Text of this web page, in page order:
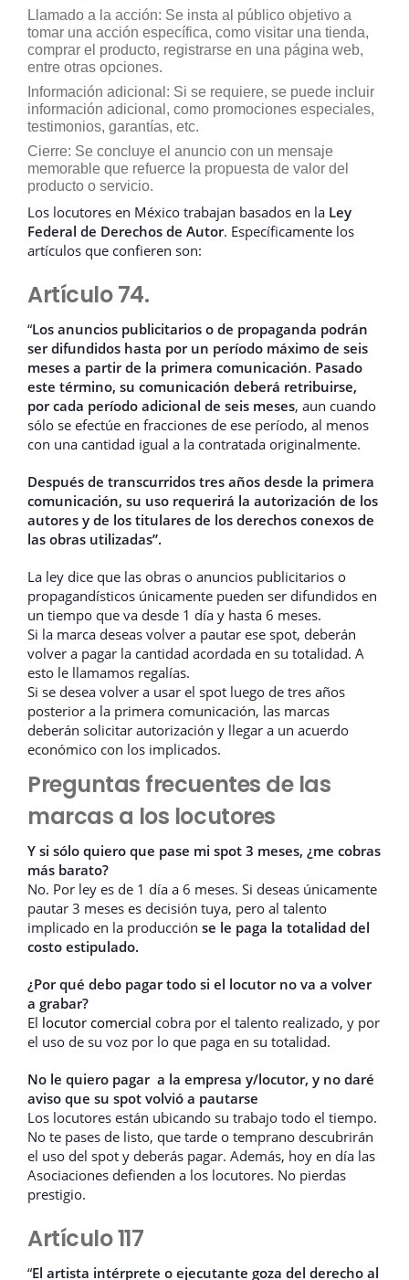
Llamado a la acción: Se insta al público objetivo a
tomar una acción específica, como visitar una tienda,
comprar el producto, registrarse en una página web,
entre otras opciones.
Información adicional: Si se requiere, se puede incluir
información adicional, como promociones especiales,
testimonios, garantías, etc.
Cierre: Se concluye el anuncio con un mensaje
memorable que refuerce la propuesta de valor del
producto o servicio.
Los locutores en México trabajan basados en la Ley
Federal de Derechos de Autor. Específicamente los
artículos que confieren son:
Artículo 74.
“Los anuncios publicitarios o de propaganda podrán
ser difundidos hasta por un período máximo de seis
meses a partir de la primera comunicación. Pasado
este término, su comunicación deberá retribuirse,
por cada período adicional de seis meses, aun cuando
sólo se efectúe en fracciones de ese período, al menos
con una cantidad igual a la contratada originalmente.
Después de transcurridos tres años desde la primera
comunicación, su uso requerirá la autorización de los
autores y de los titulares de los derechos conexos de
las obras utilizadas”.
La ley dice que las obras o anuncios publicitarios o
propagandísticos únicamente pueden ser difundidos en
un tiempo que va desde 1 día y hasta 6 meses.
Si la marca deseas volver a pautar ese spot, deberán
volver a pagar la cantidad acordada en su totalidad. A
esto le llamamos regalías.
Si se desea volver a usar el spot luego de tres años
posterior a la primera comunicación, las marcas
deberán solicitar autorización y llegar a un acuerdo
económico con los implicados.
Preguntas frecuentes de las
marcas a los locutores
Y si sólo quiero que pase mi spot 3 meses, ¿me cobras
más barato?
No. Por ley es de 1 día a 6 meses. Si deseas únicamente
pautar 3 meses es decisión tuya, pero al talento
implicado en la producción se le paga la totalidad del
costo estipulado.
¿Por qué debo pagar todo si el locutor no va a volver
a grabar?
El locutor comercial cobra por el talento realizado, y por
el uso de su voz por lo que paga en su totalidad.
No le quiero pagar a la empresa y/locutor, y no daré
aviso que su spot volvió a pautarse
Los locutores están ubicando su trabajo todo el tiempo.
No te pases de listo, que tarde o temprano descubrirán
el uso del spot y deberás pagar. Además, hoy en día las
Asociaciones defienden a los locutores. No pierdas
prestigio.
Artículo 117
“El artista intérprete o ejecutante goza del derecho al